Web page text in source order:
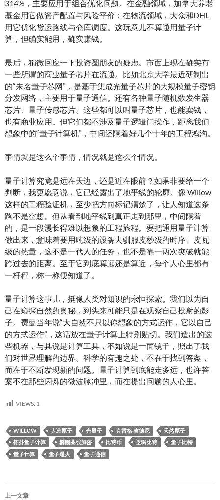
314%，主要应用于组合优化问题。在金融领域，加拿大养老
基金用它做资产配置与风险平价；在物流领域，大众和DHL
用它优化货运路线与仓库调度。这玩意儿不算通用量子计
算，但确实能用，确实赚钱。
最后，稍微回应一下投资圈朋友的疑虑。市面上现在确实有
一些所谓的商业量子芯片在流通。比如北京大学最近研制出
的“未名量子芯网”，是基于集成光量子芯片的大规模量子密钥
分发网络，主要用于量子通信。还有各种量子随机数发生器
芯片、量子传感芯片。这些都可以叫量子芯片，也能卖钱，
也有商业应用。但它们都不涉及量子逻辑门操作，距离我们
想象中的“量子计算机”，中间还隔着好几个十年的工程鸿沟。
事情就是这么个事情，情况就是这么个情况。
量子计算究竟是远在天边，还是近在眼前？如果非要给一个
判断，我更愿意说，它已经露出了地平线的轮廓。像 Willow
这样的工程验证机，至少把方向标记清楚了，让人知道这条
路不是空想。但从看到地平线到真正走到那里，中间隔着
的，是一段漫长得难以想象的工程旅程。要把通用量子计算
做出来，意味着要用吨级的设备去驯服皮秒级的时序、皮瓦
级的热量，这不是一代人的任务，也不是靠一两次突破就能
跨过去的距离。至于它到底算远还是算近，每个人心里都有
一杆秤，称一称便知道了。
量子计算这事儿，挺像人类对知识的永恒探索。我们以为自
己在窥探自然的奥秘，到头来可能只是在观察自己投射的影
子。费曼当年说“大自然不只以你想象的方式运作，它以自己
的方式运作”，这话放在量子计算上特别贴切。我们造出的这
些机器，与其说是计算工具，不如说是一面镜子，照出了我
们对世界理解的边界。科学的有趣之处，不在于找到答案，
而在于不断发现新的问题。量子计算到底能走多远，也许答
案不在那些闪烁的微波脉冲里，而在提出问题的人心里。
VIEWS: 1
WILLOW 人造原子 光量子 克雷格·吉德尼
天然原子
拓扑量子计算
椭圆曲线加密 比特币 逻辑比特
量子比特
量子计算
量子退火 量子通信
文
上一文章